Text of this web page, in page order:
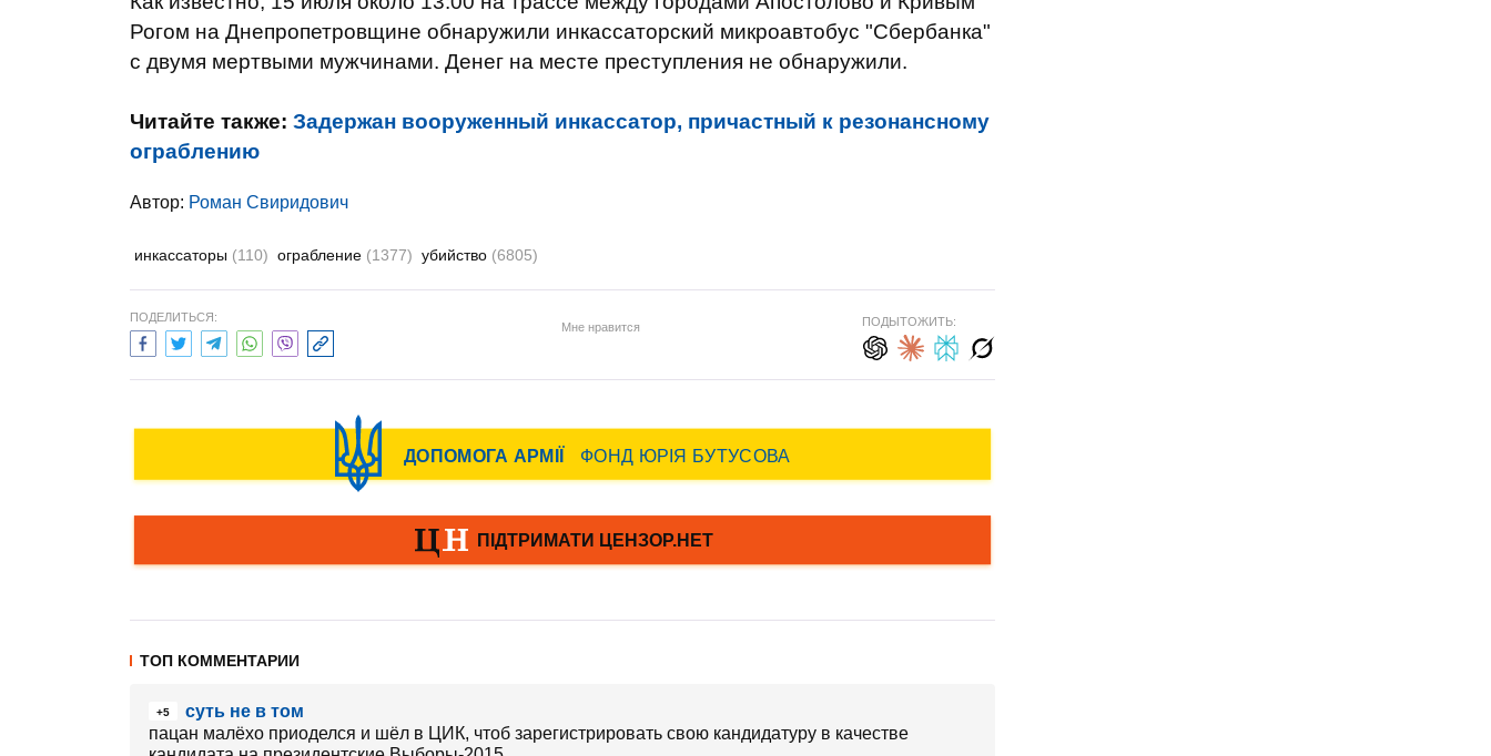
Рогом на Днепропетровщине обнаружили инкассаторский микроавтобус "Сбербанка"
с двумя мертвыми мужчинами. Денег на месте преступления не обнаружили.
Читайте также: Задержан вооруженный инкассатор, причастный к резонансному
ограблению
Автор: Роман Свиридович
инкассаторы (110) ограбление (1377) убийство (6805)
ПОДЕЛИТЬСЯ:
Мне нравится ПОДЫТОЖИТЬ:
ТОП КОММЕНТАРИИ
+5
суть не в том
пацан малёхо приоделся и шёл в ЦИК, чтоб зарегистрировать свою кандидатуру в качестве